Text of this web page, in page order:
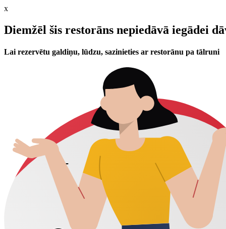
x
Diemžēl šis restorāns nepiedāvā iegādei
Lai rezervētu galdiņu, lūdzu, sazinieties ar restorānu pa tālruni